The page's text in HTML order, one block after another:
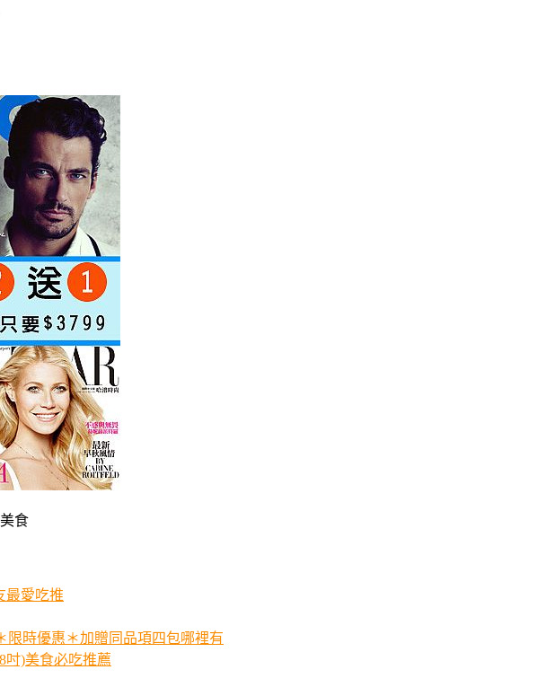
食
最愛吃推
限時優惠＊加贈同品項四包哪裡有
吋)美食必吃推薦